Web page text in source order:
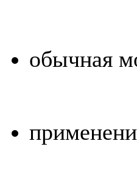
обычная